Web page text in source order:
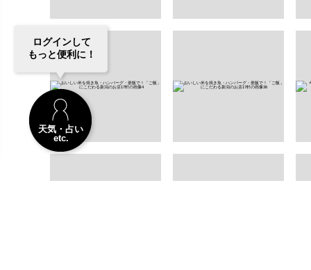
ログインして
もっと便利に！
天気・占い
etc.